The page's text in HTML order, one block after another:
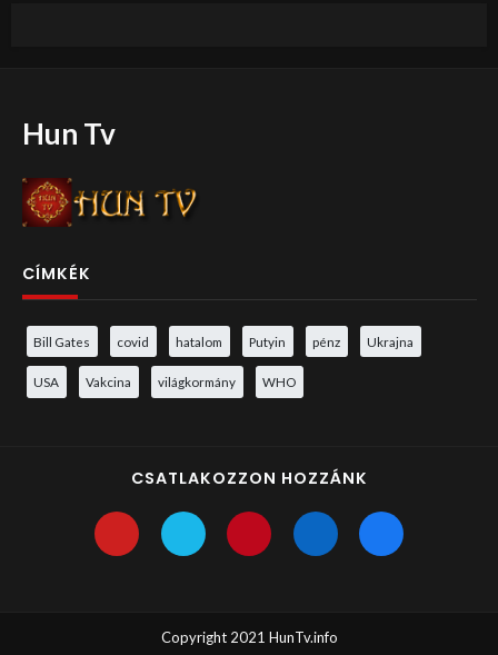
Hun Tv
CÍMKÉK
Bill Gates covid hatalom Putyin pénz Ukrajna
USA Vakcina világkormány WHO
CSATLAKOZZON HOZZÁNK
Copyright 2021 HunTv.info